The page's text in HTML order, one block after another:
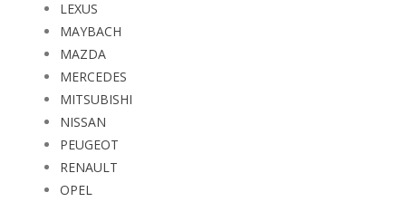
LEXUS
MAYBACH
MAZDA
MERCEDES
MITSUBISHI
NISSAN
PEUGEOT
RENAULT
OPEL